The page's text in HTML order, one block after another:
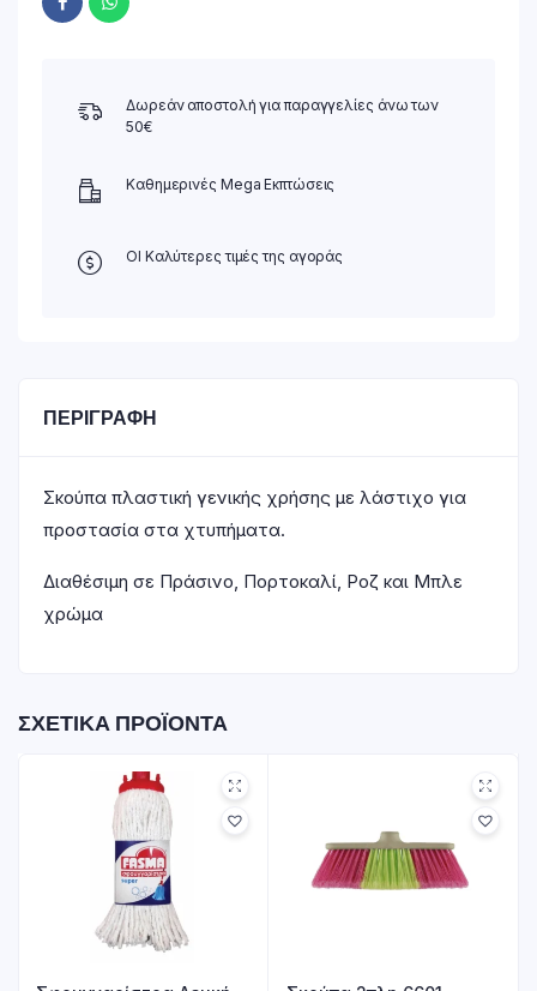
Δωρεάν αποστολή για παραγγελίες άνω των
50€
Καθημερινές Mega Εκπτώσεις
ΟΙ Καλύτερες τιμές της αγοράς
ΠΕΡΙΓΡΑΦΉ
Σκούπα πλαστική γενικής χρήσης με λάστιχο για
προστασία στα χτυπήματα.
Διαθέσιμη σε Πράσινο, Πορτοκαλί, Ροζ και Μπλε
χρώμα
ΣΧΕΤΙΚΆ ΠΡΟΪΌΝΤΑ